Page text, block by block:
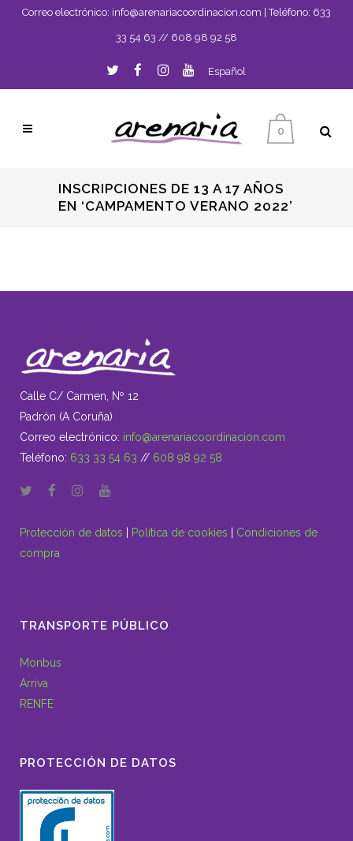
Correo electrónico: info@arenariacoordinacion.com | Teléfono: 633
33 54 63 // 608 98 92 58
Español
0
INSCRIPCIONES DE 13 A 17 AÑOS
EN ‘CAMPAMENTO VERANO 2022’
Calle C/ Carmen, Nº 12
Padrón (A Coruña)
Correo electrónico: info@arenariacoordinacion.com
Teléfono: 633 33 54 63 // 608 98 92 58
Protección de datos Política de cookies
Condiciones de
compra
TRANSPORTE PÚBLICO
Monbus
Arriva
RENFE
PROTECCIÓN DE DATOS